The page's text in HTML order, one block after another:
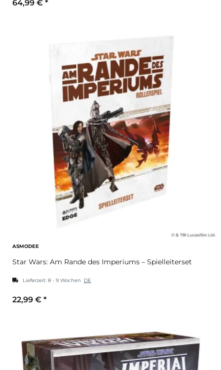
64,99 € *
ASMODEE
Star Wars: Am Rande des Imperiums – Spielleiterset
Lieferzeit: 8 - 9 Wochen DE
22,99 € *